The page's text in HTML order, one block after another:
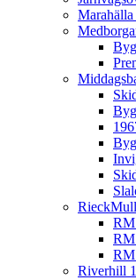
Marahälla
RM
Riverhill